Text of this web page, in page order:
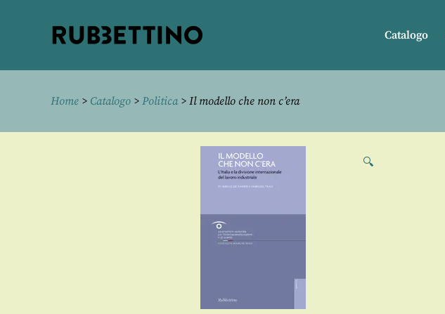
Catalogo
Home > Catalogo > Politica> Il modello che non c’era
🔍